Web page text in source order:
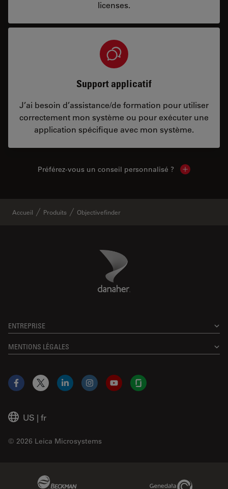
licenses.
Support applicatif
J’ai besoin d’assistance/de formation pour utiliser
correctement mon système ou pour exécuter une
application spécifique avec mon système.
Préférez-vous un conseil personnalisé ? Show local
Accueil Produits Objectivefinder
Danaher Logo
ENTREPRISE
MENTIONS LÉGALES
US | fr
© 2026 Leica Microsystems
Facebook
X LinkedInInstagramYouTubeGlassdoor
Genedata Link